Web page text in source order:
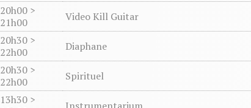
20h00 >
21h00
Video Kill Guitar
20h30 >
22h00
Diaphane
20h30 >
22h00
Spirituel
13h30 >
Instrumentarium